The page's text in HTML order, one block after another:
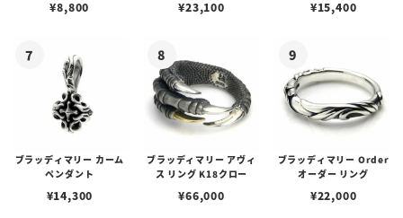
¥8,800 ¥23,100
ブスタークラスプ＆LTロ
¥15,400
ブラッディマリー カーム
ペンダント
¥14,300
ブラッディマリー アヴィ
ス リング K18クロー
¥66,000
ブラッディマリー Order
オーダー リング
¥22,000